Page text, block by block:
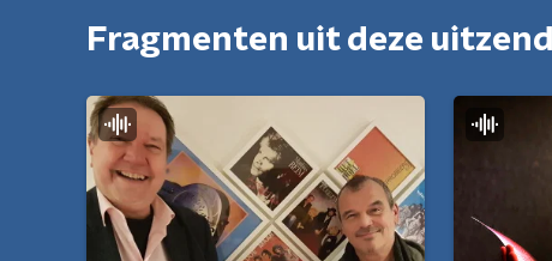
Fragmenten uit deze